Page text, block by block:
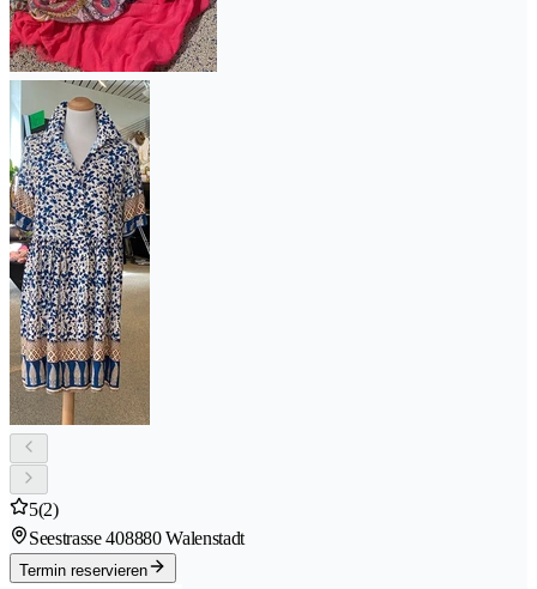
5(2)
Seestrasse 408880 Walenstadt
Termin reservieren